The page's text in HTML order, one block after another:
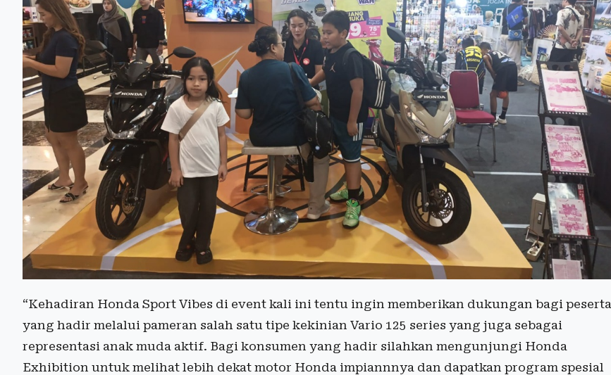
“Kehadiran Honda Sport Vibes di event kali ini tentu ingin memberikan dukungan bagi peserta
yang hadir melalui pameran salah satu tipe kekinian Vario 125 series yang juga sebagai
representasi anak muda aktif. Bagi konsumen yang hadir silahkan mengunjungi Honda
Exhibition untuk melihat lebih dekat motor Honda impiannnya dan dapatkan program spesial